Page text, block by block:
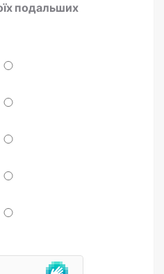
подальших